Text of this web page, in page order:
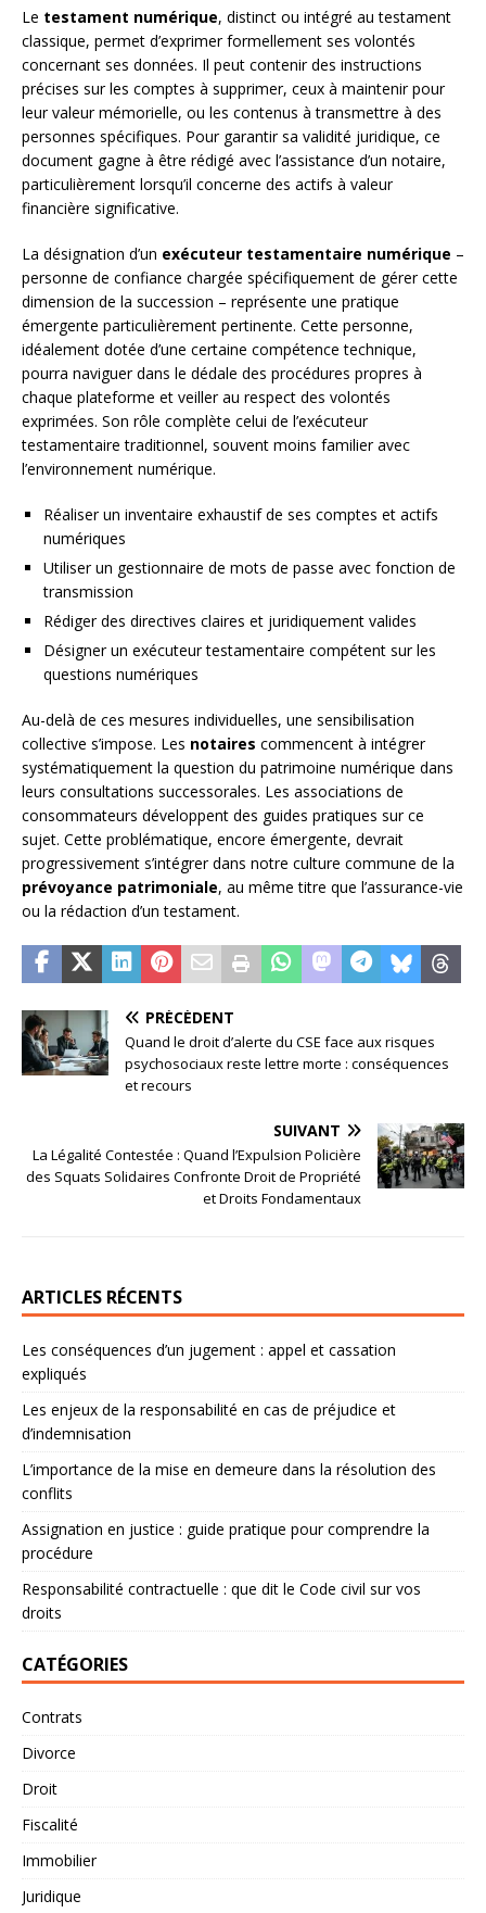
Le testament numérique, distinct ou intégré au testament
classique, permet d’exprimer formellement ses volontés
concernant ses données. Il peut contenir des instructions
précises sur les comptes à supprimer, ceux à maintenir pour
leur valeur mémorielle, ou les contenus à transmettre à des
personnes spécifiques. Pour garantir sa validité juridique, ce
document gagne à être rédigé avec l’assistance d’un notaire,
particulièrement lorsqu’il concerne des actifs à valeur
financière significative.
La désignation d’un exécuteur testamentaire numérique –
personne de confiance chargée spécifiquement de gérer cette
dimension de la succession – représente une pratique
émergente particulièrement pertinente. Cette personne,
idéalement dotée d’une certaine compétence technique,
pourra naviguer dans le dédale des procédures propres à
chaque plateforme et veiller au respect des volontés
exprimées. Son rôle complète celui de l’exécuteur
testamentaire traditionnel, souvent moins familier avec
l’environnement numérique.
Réaliser un inventaire exhaustif de ses comptes et actifs
numériques
Utiliser un gestionnaire de mots de passe avec fonction de
transmission
Rédiger des directives claires et juridiquement valides
Désigner un exécuteur testamentaire compétent sur les
questions numériques
Au-delà de ces mesures individuelles, une sensibilisation
collective s’impose. Les notaires commencent à intégrer
systématiquement la question du patrimoine numérique dans
leurs consultations successorales. Les associations de
consommateurs développent des guides pratiques sur ce
sujet. Cette problématique, encore émergente, devrait
progressivement s’intégrer dans notre culture commune de la
prévoyance patrimoniale, au même titre que l’assurance-vie
ou la rédaction d’un testament.
PRÉCÉDENT
Quand le droit d’alerte du CSE face aux risques
psychosociaux reste lettre morte : conséquences
et recours
SUIVANT
La Légalité Contestée : Quand l’Expulsion Policière
des Squats Solidaires Confronte Droit de Propriété
et Droits Fondamentaux
ARTICLES RÉCENTS
Les conséquences d’un jugement : appel et cassation
expliqués
Les enjeux de la responsabilité en cas de préjudice et
d’indemnisation
L’importance de la mise en demeure dans la résolution des
conflits
Assignation en justice : guide pratique pour comprendre la
procédure
Responsabilité contractuelle : que dit le Code civil sur vos
droits
CATÉGORIES
Contrats
Divorce
Droit
Fiscalité
Immobilier
Juridique